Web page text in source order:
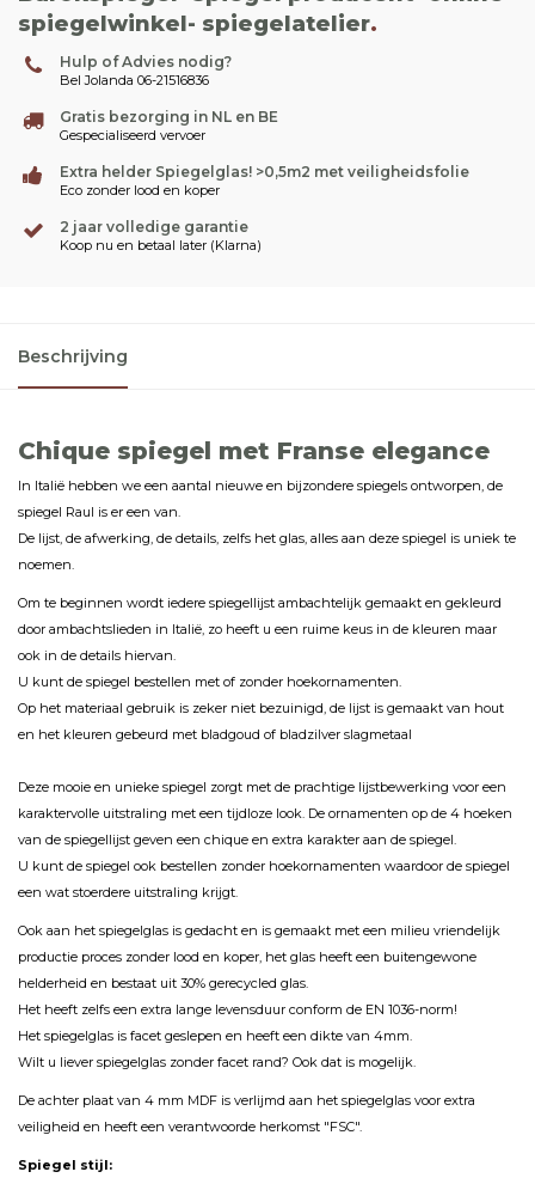
spiegelwinkel- spiegelatelier.
Hulp of Advies nodig?
Bel Jolanda 06-21516836
Gratis bezorging in NL en BE
Gespecialiseerd vervoer
Extra helder Spiegelglas! >0,5m2 met veiligheidsfolie
Eco zonder lood en koper
2 jaar volledige garantie
Koop nu en betaal later (Klarna)
Beschrijving
Chique spiegel met Franse elegance
In Italië hebben we een aantal nieuwe en bijzondere spiegels ontworpen, de
spiegel Raul is er een van.
De lijst, de afwerking, de details, zelfs het glas, alles aan deze spiegel is uniek te
noemen.
Om te beginnen wordt iedere spiegellijst ambachtelijk gemaakt en gekleurd
door ambachtslieden in Italië, zo heeft u een ruime keus in de kleuren maar
ook in de details hiervan.
U kunt de spiegel bestellen met of zonder hoekornamenten.
Op het materiaal gebruik is zeker niet bezuinigd, de lijst is gemaakt van hout
en het kleuren gebeurd met bladgoud of bladzilver slagmetaal
Deze mooie en unieke spiegel zorgt met de prachtige lijstbewerking voor een
karaktervolle uitstraling met een tijdloze look. De ornamenten op de 4 hoeken
van de spiegellijst geven een chique en extra karakter aan de spiegel.
U kunt de spiegel ook bestellen zonder hoekornamenten waardoor de spiegel
een wat stoerdere uitstraling krijgt.
Ook aan het spiegelglas is gedacht en is gemaakt met een milieu vriendelijk
productie proces zonder lood en koper, het glas heeft een buitengewone
helderheid en bestaat uit 30% gerecycled glas.
Het heeft zelfs een extra lange levensduur conform de EN 1036-norm!
Het spiegelglas is facet geslepen en heeft een dikte van 4mm.
Wilt u liever spiegelglas zonder facet rand? Ook dat is mogelijk.
De achter plaat van 4 mm MDF is verlijmd aan het spiegelglas voor extra
veiligheid en heeft een verantwoorde herkomst "FSC".
Spiegel stijl: